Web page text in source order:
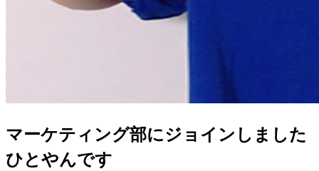
マーケティング部にジョインしました
ひとやんです